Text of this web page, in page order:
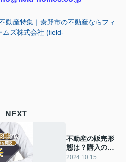
動産特集｜秦野市の不動産ならフィ
ムズ株式会社 (field-
NEXT
不動産の販売形
態は？購入の流
れと注意点を解
2024.10.15